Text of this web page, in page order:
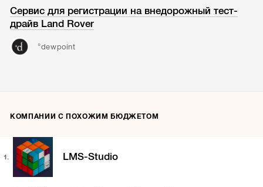
Сервис для регистрации на внедорожный тест-
драйв Land Rover
°dewpoint
КОМПАНИИ С ПОХОЖИМ БЮДЖЕТОМ
1. LMS-Studio